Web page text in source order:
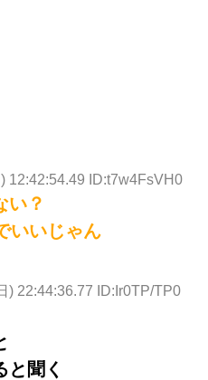
12:42:54.49 ID:t7w4FsVH0
い？
いいじゃん
) 22:44:36.77 ID:Ir0TP/TP0
と聞く